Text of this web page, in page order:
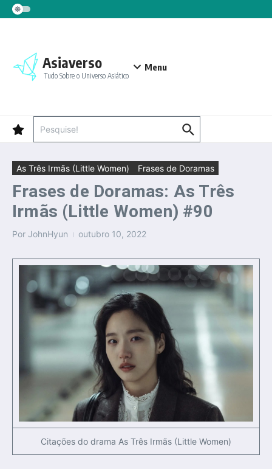
Ir para o conteúdo
Asiaverso
Tudo Sobre o Universo Asiático
Menu
As Três Irmãs (Little Women) Frases de Doramas
Frases de Doramas: As Três
Irmãs (Little Women) #90
Por JohnHyun outubro 10, 2022
Citações do drama As Três Irmãs (Little Women)